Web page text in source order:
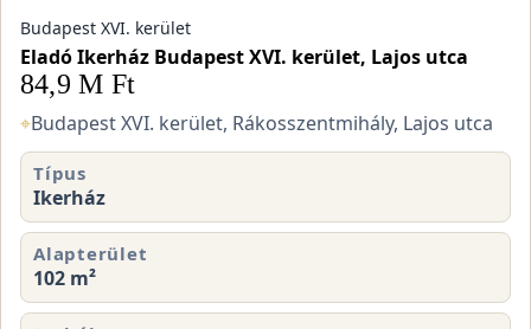
Budapest XVI. kerület
Eladó Ikerház Budapest XVI. kerület, Lajos utca
84,9 M Ft
⌖Budapest XVI. kerület, Rákosszentmihály, Lajos utca
Típus
Ikerház
Alapterület
102 m²